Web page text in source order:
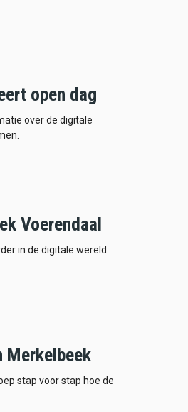
open dag
over de digitale
Voerendaal
in de digitale wereld.
Merkelbeek
stap voor stap hoe de